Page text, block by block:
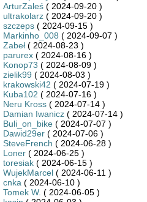
ArturZaleś( 2024-09-20 )
ultrakolarz( 2024-09-20 )
szczeps( 2024-09-15 )
Markinho_008 ( 2024-09-07 )
Zabeł( 2024-08-23 )
parurex( 2024-08-16 )
Konop73 ( 2024-08-09 )
zielik99 ( 2024-08-03 )
krakowski42 ( 2024-07-19 )
Kuba102 ( 2024-07-16 )
Neru Kross( 2024-07-14 )
Damian Iwanicz( 2024-07-14 )
Buli_on_bike( 2024-07-07 )
Dawid29er( 2024-07-06 )
SteveFrench ( 2024-06-28 )
Loner( 2024-06-25 )
toresiak( 2024-06-15 )
WujekMarcel( 2024-06-11 )
cnka ( 2024-06-10 )
Tomek W. ( 2024-06-05 )